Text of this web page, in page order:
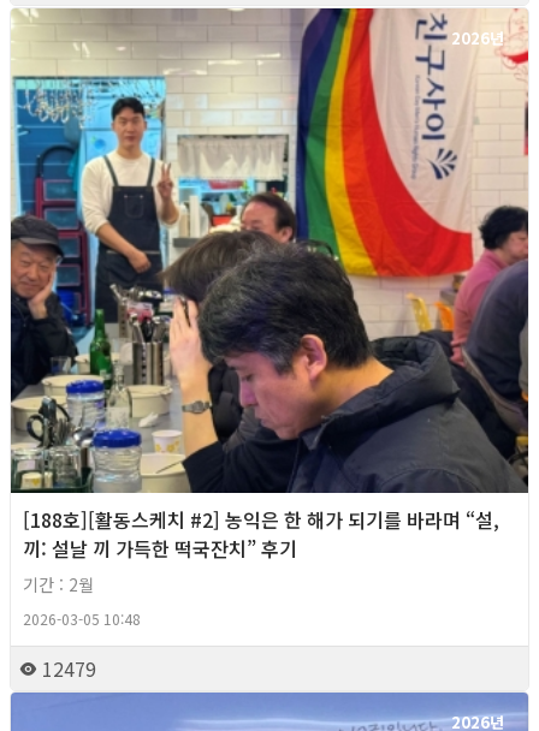
2026년
[188호][활동스케치 #2] 농익은 한 해가 되기를 바라며 “설,
끼: 설날 끼 가득한 떡국잔치” 후기
기간 : 2월
2026-03-05 10:48
12479
2026년